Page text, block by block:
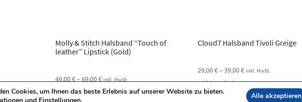
Molly & Stitch Halsband “Touch of
leather” Lipstick (Gold)
49,00€–69,00€ inkl. MwSt.
verfügbar
Cloud7 Halsband Tivoli Greige
29,00€– 39,00€ inkl. MwSt.
nicht verfügbar
Cookies, um Ihnen das beste Erlebnis auf unserer Website zu bieten.
Alle akzeptieren